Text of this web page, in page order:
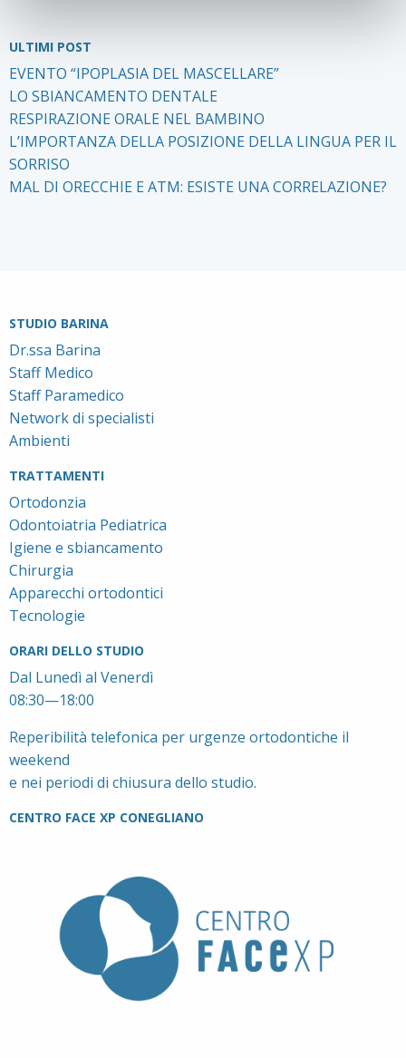
ULTIMI POST
EVENTO “IPOPLASIA DEL MASCELLARE”
LO SBIANCAMENTO DENTALE
RESPIRAZIONE ORALE NEL BAMBINO
L’IMPORTANZA DELLA POSIZIONE DELLA LINGUA PER IL
SORRISO
MAL DI ORECCHIE E ATM: ESISTE UNA CORRELAZIONE?
STUDIO BARINA
Dr.ssa Barina
Staff Medico
Staff Paramedico
Network di specialisti
Ambienti
TRATTAMENTI
Ortodonzia
Odontoiatria Pediatrica
Igiene e sbiancamento
Chirurgia
Apparecchi ortodontici
Tecnologie
ORARI DELLO STUDIO
Dal Lunedì al Venerdì
08:30—18:00
Reperibilità telefonica per urgenze ortodontiche il
weekend
e nei periodi di chiusura dello studio.
CENTRO FACE XP CONEGLIANO